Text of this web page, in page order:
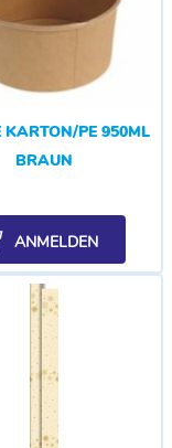
KARTON/PE 950ML
BRAUN
ANMELDEN